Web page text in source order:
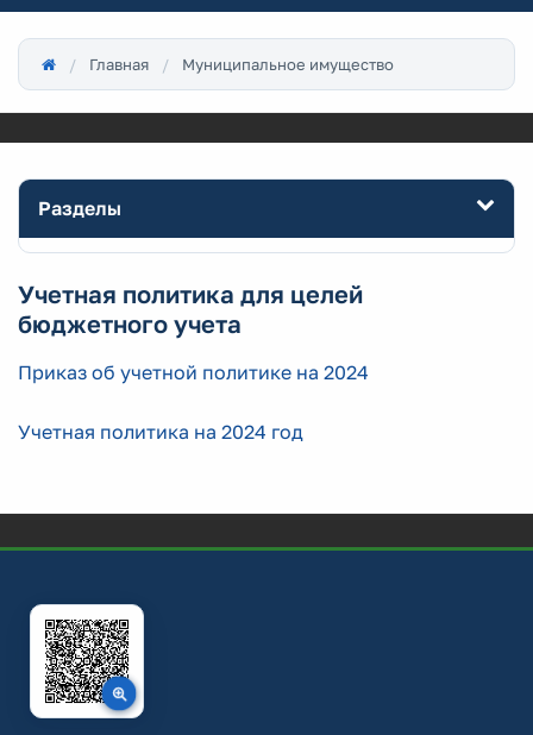
Главная Муниципальное имущество
Разделы
Учетная политика для целей
бюджетного учета
Приказ об учетной политике на 2024
Учетная политика на 2024 год